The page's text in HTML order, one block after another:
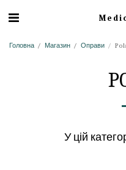
Головна Магазин Оправи
У цій